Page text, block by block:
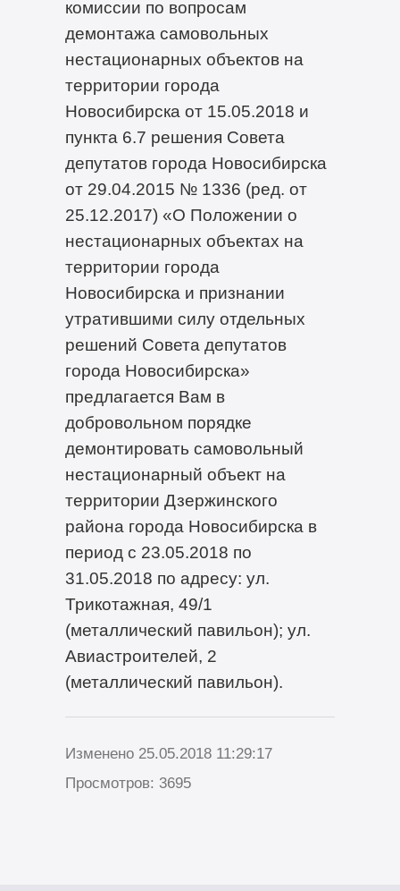
комиссии по вопросам
демонтажа самовольных
нестационарных объектов на
территории города
Новосибирска от 15.05.2018 и
пункта 6.7 решения Совета
депутатов города Новосибирска
от 29.04.2015 № 1336 (ред. от
25.12.2017) «О Положении о
нестационарных объектах на
территории города
Новосибирска и признании
утратившими силу отдельных
решений Совета депутатов
города Новосибирска»
предлагается Вам в
добровольном порядке
демонтировать самовольный
нестационарный объект на
территории Дзержинского
района города Новосибирска в
период с 23.05.2018 по
31.05.2018 по адресу: ул.
Трикотажная, 49/1
(металлический павильон); ул.
Авиастроителей, 2
(металлический павильон).
Изменено 25.05.2018 11:29:17
Просмотров: 3695